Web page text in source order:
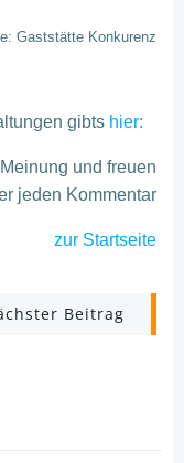
Gaststätte Konkurenz
gibts hier:
und freuen
jeden Kommentar
zur Startseite
Beitrag